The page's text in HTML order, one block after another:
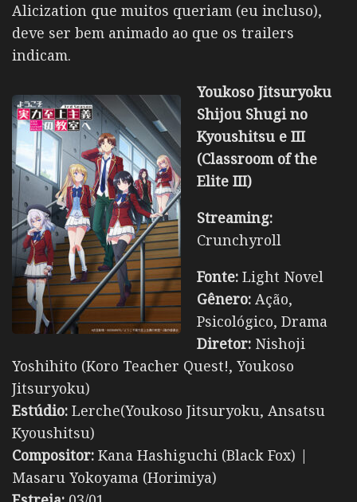
Alicization que muitos queriam (eu incluso),
deve ser bem animado ao que os trailers
indicam.
Youkoso Jitsuryoku
Shijou Shugi no
Kyoushitsu e III
(Classroom of the
Elite III)
Streaming:
Crunchyroll
Fonte: Light Novel
Gênero: Ação,
Psicológico, Drama
Diretor: Nishoji
Yoshihito (Koro Teacher Quest!, Youkoso
Jitsuryoku)
Estúdio: Lerche(Youkoso Jitsuryoku, Ansatsu
Kyoushitsu)
Compositor: Kana Hashiguchi (Black Fox) |
Masaru Yokoyama (Horimiya)